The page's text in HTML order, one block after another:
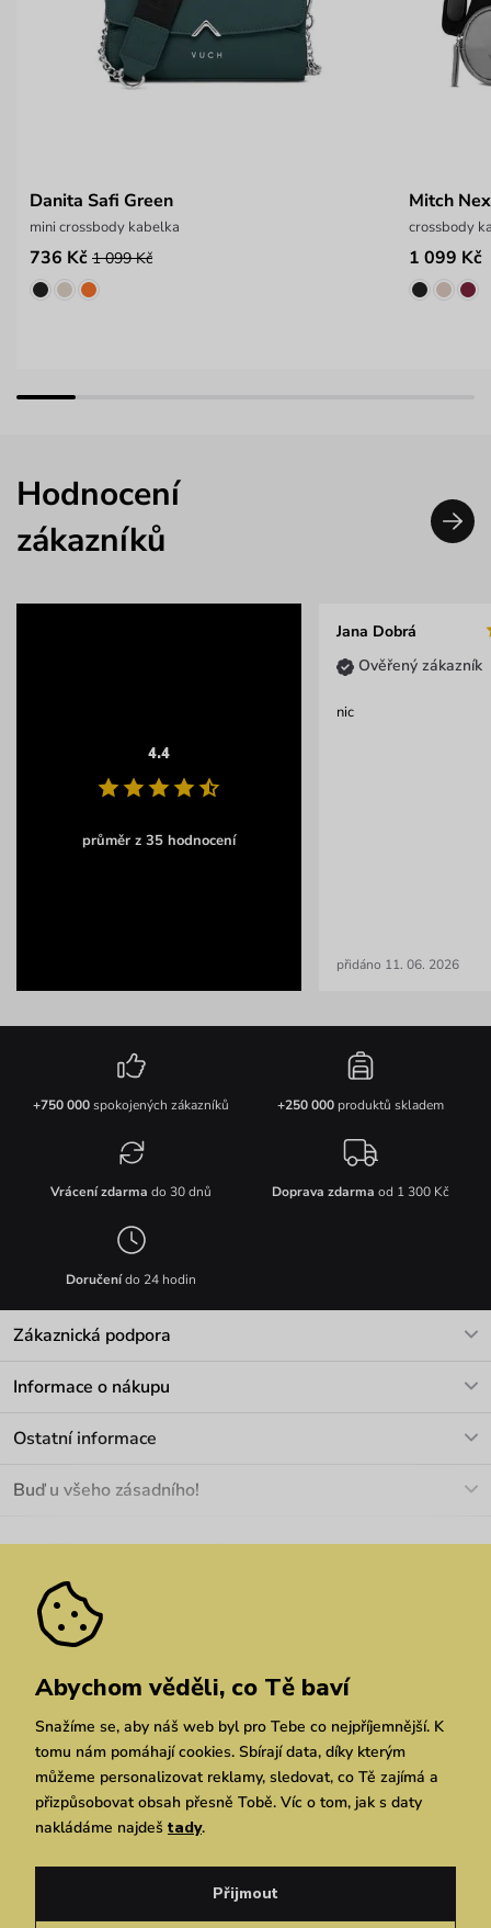
Danita Safi Green
mini crossbody kabelka
736 Kč 1 099 Kč
Mitch
crossbody
1 099 Kč
Hodnocení
zákazníků
4.4
průměr z 35 hodnocení
Jana Dobrá
Ověřený zákazník
nic
přidáno 11. 06. 2026
+750 000spokojených zákazníků +250 000produktů skladem
Vrácení zdarma do 30 dnů Doprava zdarma od 1 300 Kč
Doručenído 24 hodin
Zákaznická podpora
Informace o nákupu
Materiály a údržba
Pozáruční opravy
Ostatní informace
Velkoobchod
We Care
Dárkové poukazy
Vuchlook
Prodejny
Praha Brno Chrudim
Buď u všeho zásadního!
Zásady ochrany osobních údajů
Simplia.cz
Abychom věděli, co Tě baví
Snažíme se, aby náš web byl pro Tebe co nejpříjemnější. K
tomu nám pomáhají cookies. Sbírají data, díky kterým
můžeme personalizovat reklamy, sledovat, co Tě zajímá a
přizpůsobovat obsah přesně Tobě. Víc o tom, jak s daty
nakládáme najdeš tady.
Přijmout